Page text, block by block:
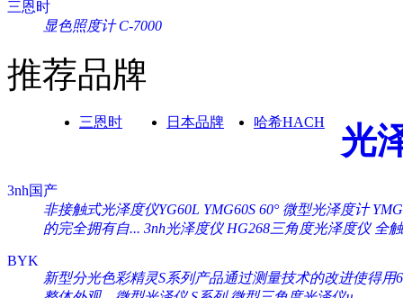
三恩时
显色照度计 C-7000
推荐品牌
三恩时 日本品牌 哈希HACH 光
3nh国产
非接触式光泽度仪YG60L YMG60S 60° 微型光泽度计
的完全拥有自... 3nh光泽度仪 HG268三角度光泽度仪 全
BYK
新型分光色彩精灵S系列产品通过测量技术的改进使得用